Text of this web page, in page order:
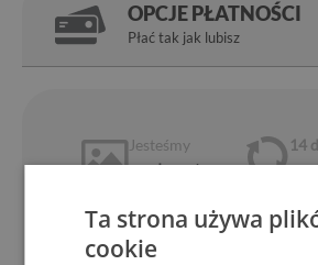
OPCJE PŁATNOŚCI
Płać tak jak lubisz
Jesteśmy
producentem
14
dostawa
1 rok
Ta strona używa
cookie